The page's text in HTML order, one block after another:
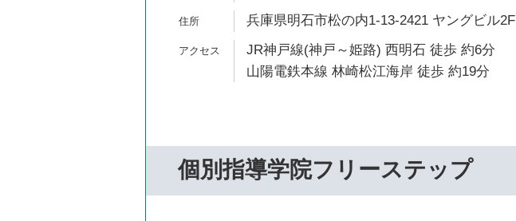
兵庫県明石市松の内1-13-2421 ヤングビル2F
JR神戸線(神戸～姫路) 西明石 徒歩 約6分
山陽電鉄本線 林崎松江海岸 徒歩 約19分
個別指導学院フリーステップ